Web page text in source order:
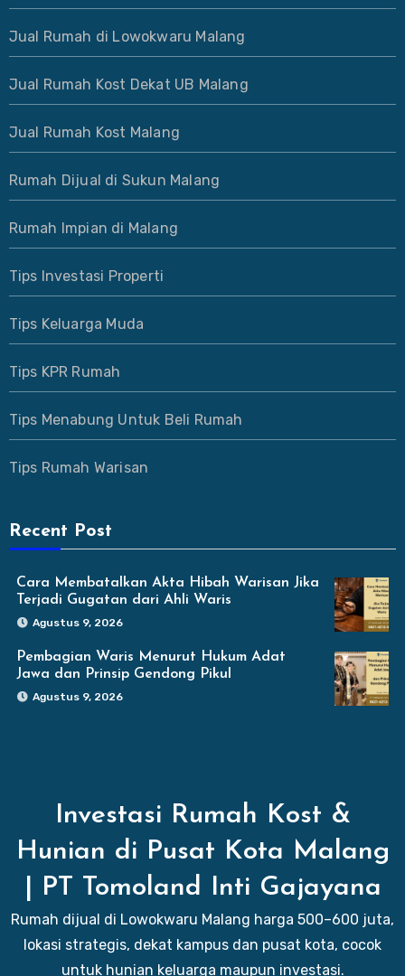
Jual Rumah di Lowokwaru Malang
Jual Rumah Kost Dekat UB Malang
Jual Rumah Kost Malang
Rumah Dijual di Sukun Malang
Rumah Impian di Malang
Tips Investasi Properti
Tips Keluarga Muda
Tips KPR Rumah
Tips Menabung Untuk Beli Rumah
Tips Rumah Warisan
Recent Post
Cara Membatalkan Akta Hibah Warisan Jika
Terjadi Gugatan dari Ahli Waris
Agustus 9, 2026
Pembagian Waris Menurut Hukum Adat
Jawa dan Prinsip Gendong Pikul
Agustus 9, 2026
Investasi Rumah Kost &
Hunian di Pusat Kota Malang
| PT Tomoland Inti Gajayana
Rumah dijual di Lowokwaru Malang harga 500–600 juta,
lokasi strategis, dekat kampus dan pusat kota, cocok
untuk hunian keluarga maupun investasi.